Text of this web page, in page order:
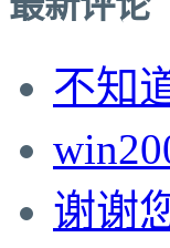
不知
谢谢